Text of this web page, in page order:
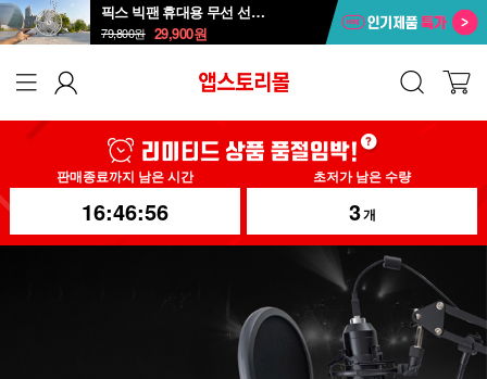
픽스 빅팬 휴대용 무선 선풍기 XPF-702
79,800원 29,900원
판매종료까지 남은 시간
16:46:54
초저가 남은 수량
3개